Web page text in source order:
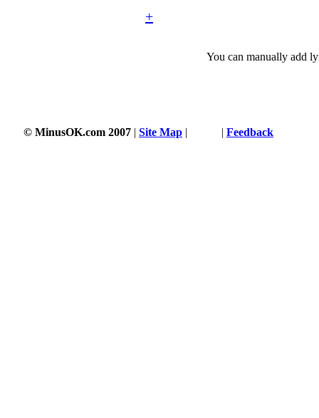
+
You can manually add
© MinusOK.com 2007 | Site Map | | Feedback